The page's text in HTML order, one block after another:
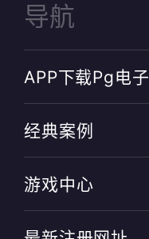
导航
APP下载pg电子
经典案例
游戏中心